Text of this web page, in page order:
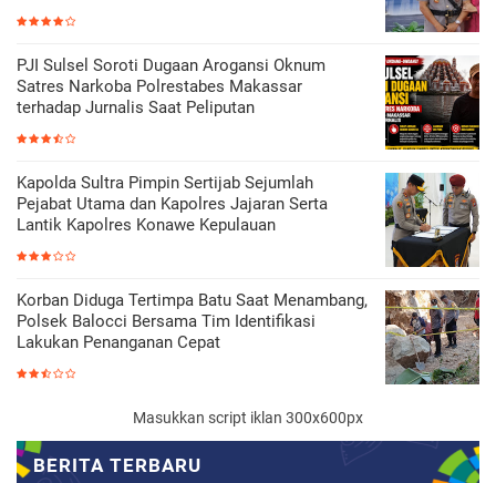
PJI Sulsel Soroti Dugaan Arogansi Oknum
Satres Narkoba Polrestabes Makassar
terhadap Jurnalis Saat Peliputan
Kapolda Sultra Pimpin Sertijab Sejumlah
Pejabat Utama dan Kapolres Jajaran Serta
Lantik Kapolres Konawe Kepulauan
Korban Diduga Tertimpa Batu Saat Menambang,
Polsek Balocci Bersama Tim Identifikasi
Lakukan Penanganan Cepat
Masukkan script iklan 300x600px